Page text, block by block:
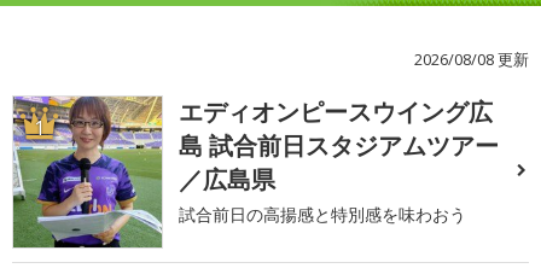
2026/08/08 更新
1
エディオンピースウイング広
島 試合前日スタジアムツアー
／広島県
試合前日の高揚感と特別感を味わおう